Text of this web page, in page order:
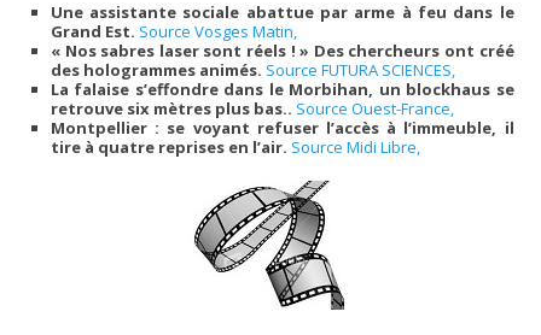
Une assistante sociale abattue par arme à feu dans le
Grand Est. Source Vosges Matin,
« Nos sabres laser sont réels ! » Des chercheurs ont créé
des hologrammes animés. Source FUTURA SCIENCES,
La falaise s’effondre dans le Morbihan, un blockhaus se
retrouve six mètres plus bas.. Source Ouest-France,
Montpellier : se voyant refuser l’accès à l’immeuble, il
tire à quatre reprises en l’air. Source Midi Libre,